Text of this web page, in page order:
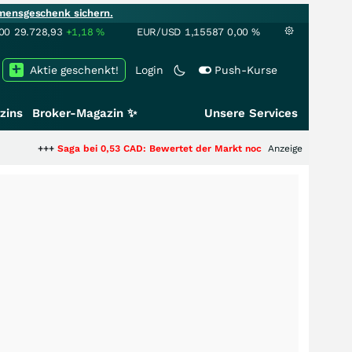
sichern.
29.728,93 +1,18% EUR/USD 1,15587 0,00 %
Login Push-Kurse
Aktie geschenkt!
Broker-Magazin ✨ Unsere Services
Saga bei 0,53 CAD: Bewertet der Markt noch immer nur die Hälfte der
Anzeige